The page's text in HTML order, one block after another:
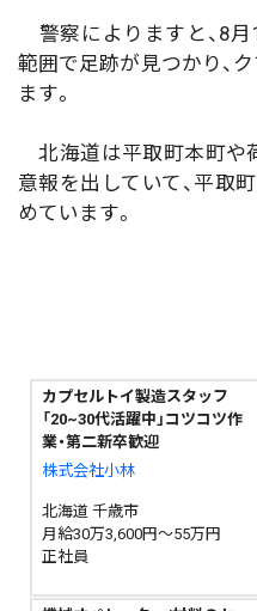
警察によりますと、8月
範囲で足跡が見つかり、
ます。
北海道は平取町本町や
意報を出していて、平取
めています。
カプセルトイ製造スタッフ
「20~30代活躍中」コツコツ作
業・第二新卒歓迎
株式会社小林
北海道 千歳市
月給30万3,600円～55万円
正社員